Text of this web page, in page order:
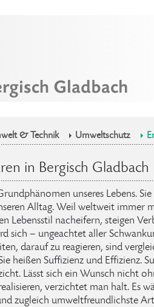
& Technik Umweltschutz
in Bergisch Gladbach
unseres Lebens.
Alltag. Weil weltweit immer
Lebensstil nacheifern, steigen
sich – ungeachtet aller
darauf zu reagieren, sind
heißen Suffizienz und Effizienz.
Lässt sich ein Wunsch nicht
verzichtet man halt. Es
zugleich umweltfreundlichste